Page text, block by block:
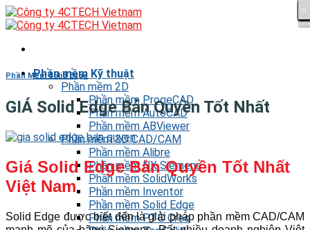
Skip
to
Phần mềm Kỹ thuật
Phần mềm 2D
Phần mềm ProgeCAD
Phần mềm AutoCAD
Phần mềm ABViewer
Phần mềm 3D CAD/CAM
Phần mềm Alibre
Phần mềm NX Siemens
Phần mềm SolidWorks
Phần mềm Inventor
Phần mềm Solid Edge
Phần mềm PTC Creo
Phần Mềm Solid Edge
GIÁ Solid Edge Bản Quyền Tốt Nhất
Giá Solid Edge Bản Quyền Tốt Nhất
Việt Nam
Solid Edge được biết đến là giải pháp phần mềm CAD/CAM
x
×
×
x
x
x
x
x
x
x
x
x
x
x
x
x
x
x
x
x
x
x
x
x
x
x
x
x
x
x
x
x
x